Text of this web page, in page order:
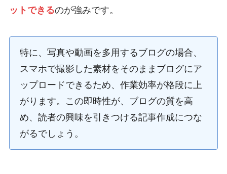
ットできるのが強みです。
特に、写真や動画を多用するブログの場合、
スマホで撮影した素材をそのままブログにア
ップロードできるため、作業効率が格段に上
がります。この即時性が、ブログの質を高
め、読者の興味を引きつける記事作成につな
がるでしょう。